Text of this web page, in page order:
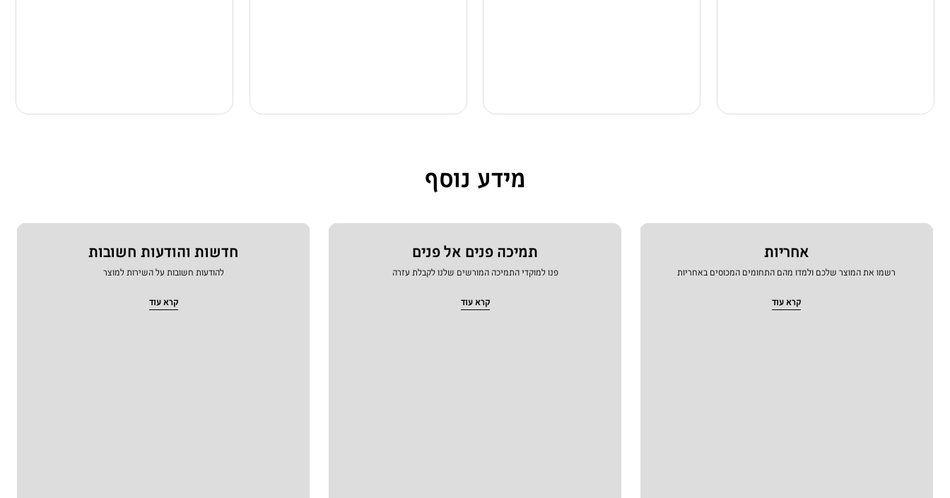
מידע נוסף
אחריות
רשמו את המוצר שלכם ולמדו מהם התחומים המכוסים באחריות
קרא עוד
תמיכה פנים אל פנים
פנו למוקדי התמיכה המורשים שלנו לקבלת עזרה
קרא עוד
חדשות והודעות חשובות
להודעות חשובות על השירות למוצר
קרא עוד